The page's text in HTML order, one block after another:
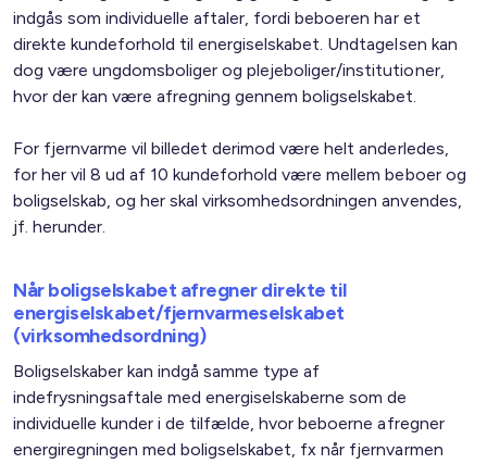
indgås som individuelle aftaler, fordi beboeren har et
direkte kundeforhold til energiselskabet. Undtagelsen kan
dog være ungdomsboliger og plejeboliger/institutioner,
hvor der kan være afregning gennem boligselskabet.
For fjernvarme vil billedet derimod være helt anderledes,
for her vil 8 ud af 10 kundeforhold være mellem beboer og
boligselskab, og her skal virksomhedsordningen anvendes,
jf. herunder.
Når boligselskabet afregner direkte til
energiselskabet/fjernvarmeselskabet
(virksomhedsordning)
Boligselskaber kan indgå samme type af
indefrysningsaftale med energiselskaberne som de
individuelle kunder i de tilfælde, hvor beboerne afregner
energiregningen med boligselskabet, fx når fjernvarmen